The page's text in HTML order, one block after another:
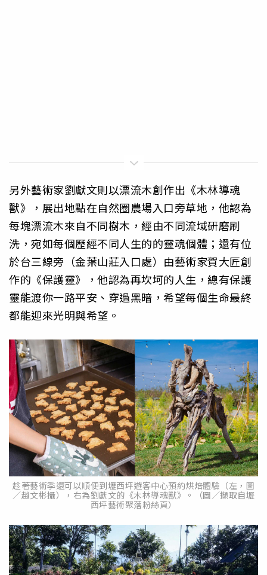
另外藝術家劉獻文則以漂流木創作出《木林導魂
獸》，展出地點在自然圈農場入口旁草地，他認為
每塊漂流木來自不同樹木，經由不同流域研磨刷
洗，宛如每個歷經不同人生的的靈魂個體；還有位
於台三線旁（金葉山莊入口處）由藝術家賀大匠創
作的《保護靈》，他認為再坎坷的人生，總有保護
靈能渡你一路平安、穿過黑暗，希望每個生命最終
都能迎來光明與希望。
趁著藝術季還可以順便到壢西坪遊客中心預約烘焙體驗（左，圖
／趙文彬攝），右為劉獻文的《木林導魂獸》。（圖／擷取自壢
西坪藝術聚落粉絲頁）